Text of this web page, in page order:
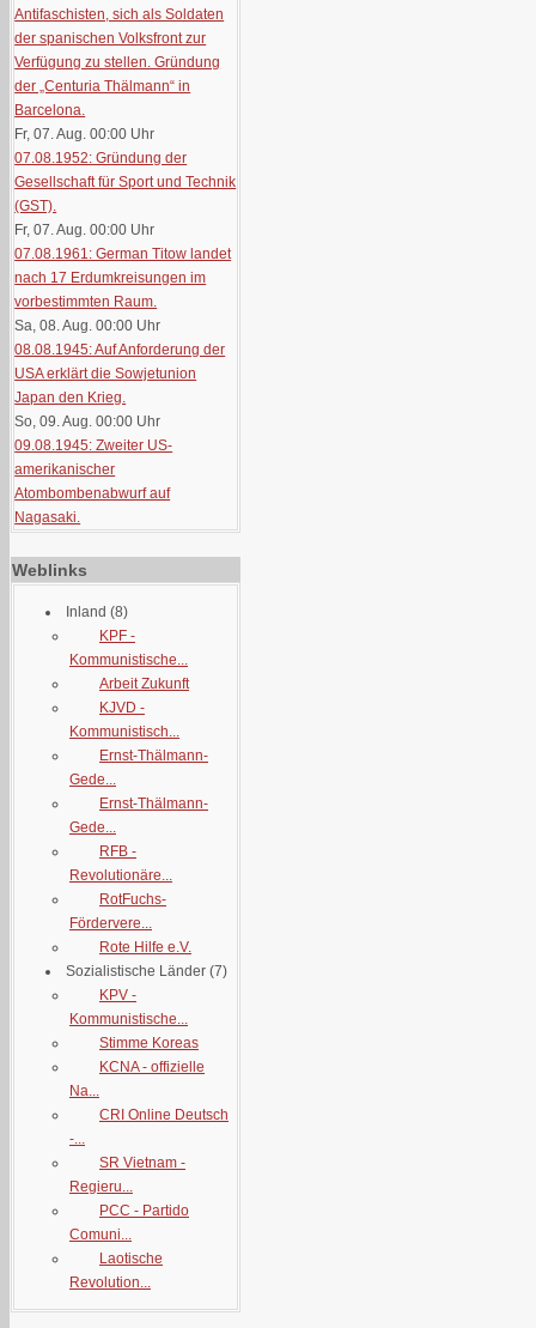
Antifaschisten, sich als Soldaten
der spanischen Volksfront zur
Verfügung zu stellen. Gründung
der „Centuria Thälmann“ in
Barcelona.
Fr, 07. Aug. 00:00 Uhr
07.08.1952: Gründung der
Gesellschaft für Sport und Technik
(GST).
Fr, 07. Aug. 00:00 Uhr
07.08.1961: German Titow landet
nach 17 Erdumkreisungen im
vorbestimmten Raum.
Sa, 08. Aug. 00:00 Uhr
08.08.1945: Auf Anforderung der
USA erklärt die Sowjetunion
Japan den Krieg.
So, 09. Aug. 00:00 Uhr
09.08.1945: Zweiter US-
amerikanischer
Atombombenabwurf auf
Nagasaki.
Weblinks
Inland (8)
KPF -
Kommunistische...
Arbeit Zukunft
KJVD -
Kommunistisch...
Ernst-Thälmann-
Gede...
Ernst-Thälmann-
Gede...
RFB -
Revolutionäre...
RotFuchs-
Fördervere...
Rote Hilfe e.V.
Sozialistische Länder (7)
KPV -
Kommunistische...
Stimme Koreas
KCNA - offizielle
Na...
CRI Online Deutsch
-...
SR Vietnam -
Regieru...
PCC - Partido
Comuni...
Laotische
Revolution...